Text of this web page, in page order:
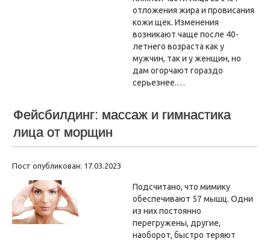
отложения жира и провисания
кожи щек. Изменения
возникают чаще после 40-
летнего возраста как у
мужчин, так и у женщин, но
дам огорчают гораздо
серьезнее.…
Фейсбилдинг: массаж и гимнастика
лица от морщин
Пост опубликован: 17.03.2023
Подсчитано, что мимику
обеспечивают 57 мышц. Одни
из них постоянно
перегружены, другие,
наоборот, быстро теряют